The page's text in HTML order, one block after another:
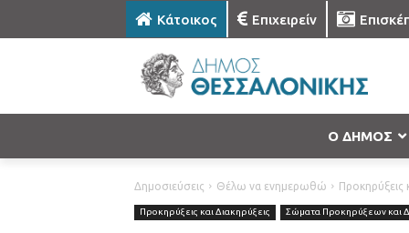
Κάτοικος Επιχειρείν
Ο ΔΗΜΟΣ
Δημοσιεύσεις Θέλω να ενημερωθώ Προκηρύξεις
Προκηρύξεις και Διακηρύξεις Σώματα Προκηρύξεων και